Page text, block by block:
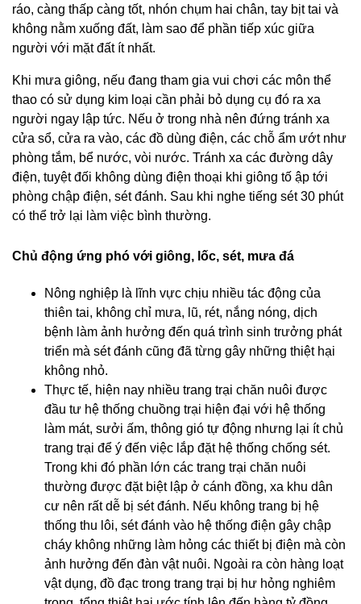
ráo, càng thấp càng tốt, nhón chụm hai chân, tay bịt tai và
không nằm xuống đất, làm sao để phần tiếp xúc giữa
người với mặt đất ít nhất.
Khi mưa giông, nếu đang tham gia vui chơi các môn thể
thao có sử dụng kim loại cần phải bỏ dụng cụ đó ra xa
người ngay lập tức. Nếu ở trong nhà nên đứng tránh xa
cửa sổ, cửa ra vào, các đồ dùng điện, các chỗ ẩm ướt như
phòng tắm, bể nước, vòi nước. Tránh xa các đường dây
điện, tuyệt đối không dùng điện thoại khi giông tố ập tới
phòng chập điện, sét đánh. Sau khi nghe tiếng sét 30 phút
có thể trở lại làm việc bình thường.
Chủ động ứng phó với giông, lốc, sét, mưa đá
Nông nghiệp là lĩnh vực chịu nhiều tác động của
thiên tai, không chỉ mưa, lũ, rét, nắng nóng, dịch
bệnh làm ảnh hưởng đến quá trình sinh trưởng phát
triển mà sét đánh cũng đã từng gây những thiệt hại
không nhỏ.
Thực tế, hiện nay nhiều trang trại chăn nuôi được
đầu tư hệ thống chuồng trại hiện đại với hệ thống
làm mát, sưởi ấm, thông gió tự động nhưng lại ít chủ
trang trại để ý đến việc lắp đặt hệ thống chống sét.
Trong khi đó phần lớn các trang trại chăn nuôi
thường được đặt biệt lập ở cánh đồng, xa khu dân
cư nên rất dễ bị sét đánh. Nếu không trang bị hệ
thống thu lôi, sét đánh vào hệ thống điện gây chập
cháy không những làm hỏng các thiết bị điện mà còn
ảnh hưởng đến đàn vật nuôi. Ngoài ra còn hàng loạt
vật dụng, đồ đạc trong trang trại bị hư hỏng nghiêm